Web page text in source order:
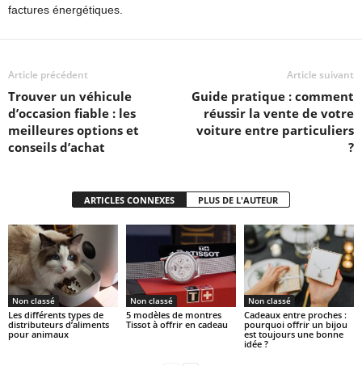
factures énergétiques.
Article précédent
Trouver un véhicule
d’occasion fiable : les
meilleures options et
conseils d’achat
Article suivant
Guide pratique : comment
réussir la vente de votre
voiture entre particuliers
?
ARTICLES CONNEXES PLUS DE L'AUTEUR
Non classé
Les différents types de
distributeurs d’aliments
pour animaux
Non classé
5 modèles de montres
Tissot à offrir en cadeau
Non classé
Cadeaux entre proches :
pourquoi offrir un bijou
est toujours une bonne
idée ?